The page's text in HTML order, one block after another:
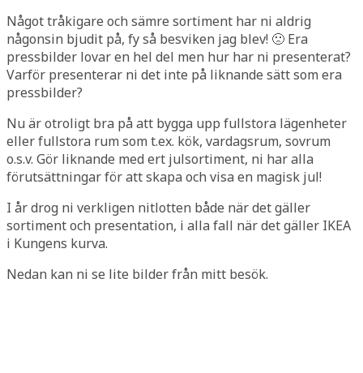
Något tråkigare och sämre sortiment har ni aldrig
någonsin bjudit på, fy så besviken jag blev! 🙁 Era
pressbilder lovar en hel del men hur har ni presenterat?
Varför presenterar ni det inte på liknande sätt som era
pressbilder?
Nu är otroligt bra på att bygga upp fullstora lägenheter
eller fullstora rum som t.ex. kök, vardagsrum, sovrum
o.s.v. Gör liknande med ert julsortiment, ni har alla
förutsättningar för att skapa och visa en magisk jul!
I år drog ni verkligen nitlotten både när det gäller
sortiment och presentation, i alla fall när det gäller IKEA
i Kungens kurva.
Nedan kan ni se lite bilder från mitt besök.